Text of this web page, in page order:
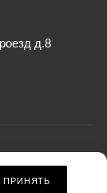
д.8
офертой.
ПРИНЯТЬ